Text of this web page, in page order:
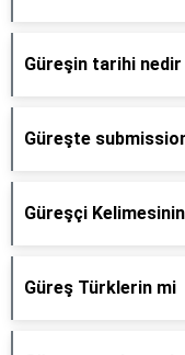
Güreşin tarihi nedir
Güreşte
Güreşçi
Güreş Türklerin mi